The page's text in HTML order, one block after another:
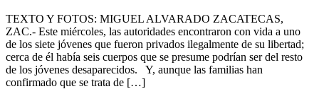
TEXTO Y FOTOS: MIGUEL ALVARADO ZACATECAS,
ZAC.- Este miércoles, las autoridades encontraron con vida a uno
de los siete jóvenes que fueron privados ilegalmente de su libertad;
cerca de él había seis cuerpos que se presume podrían ser del resto
de los jóvenes desaparecidos. Y, aunque las familias han
confirmado que se trata de […]